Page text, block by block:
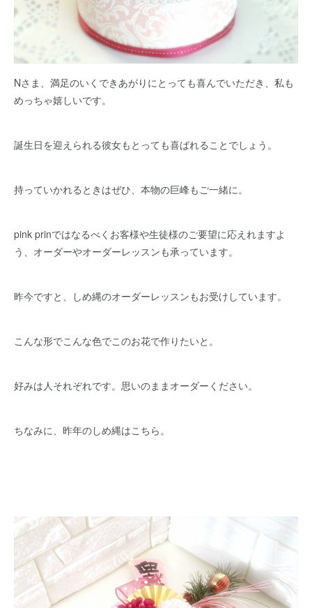
Nさま、満足のいくできあがりにとっても喜んでいただき、私も
めっちゃ嬉しいです。
誕生日を迎えられる彼女もとっても喜ばれることでしょう。
持っていかれるときはぜひ、本物の巨峰もご一緒に。
pink prinではなるべくお客様や生徒様のご要望に応えれますよ
う、オーダーやオーダーレッスンも承っています。
昨今ですと、しめ縄のオーダーレッスンもお受けしています。
こんな形でこんな色でこのお花で作りたいと。
好みは人それぞれです。思いのままオーダーください。
ちなみに、昨年のしめ縄はこちら。